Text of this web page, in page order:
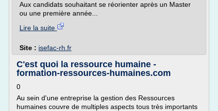
Aux candidats souhaitant se réorienter après un Master
ou une première année...
Lire la suite
Site : isefac-rh.fr
C'est quoi la ressource humaine -
formation-ressources-humaines.com
0
Au sein d'une entreprise la gestion des Ressources
humaines couvre de multiples aspects tous très importants